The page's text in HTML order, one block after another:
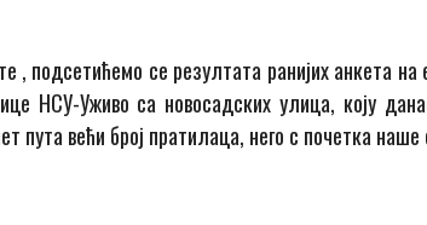
, подсетићемо се резултата ранијих анкета
НСУ-Уживо са новосадских улица, коју
пута већи број пратилаца, него с почетка